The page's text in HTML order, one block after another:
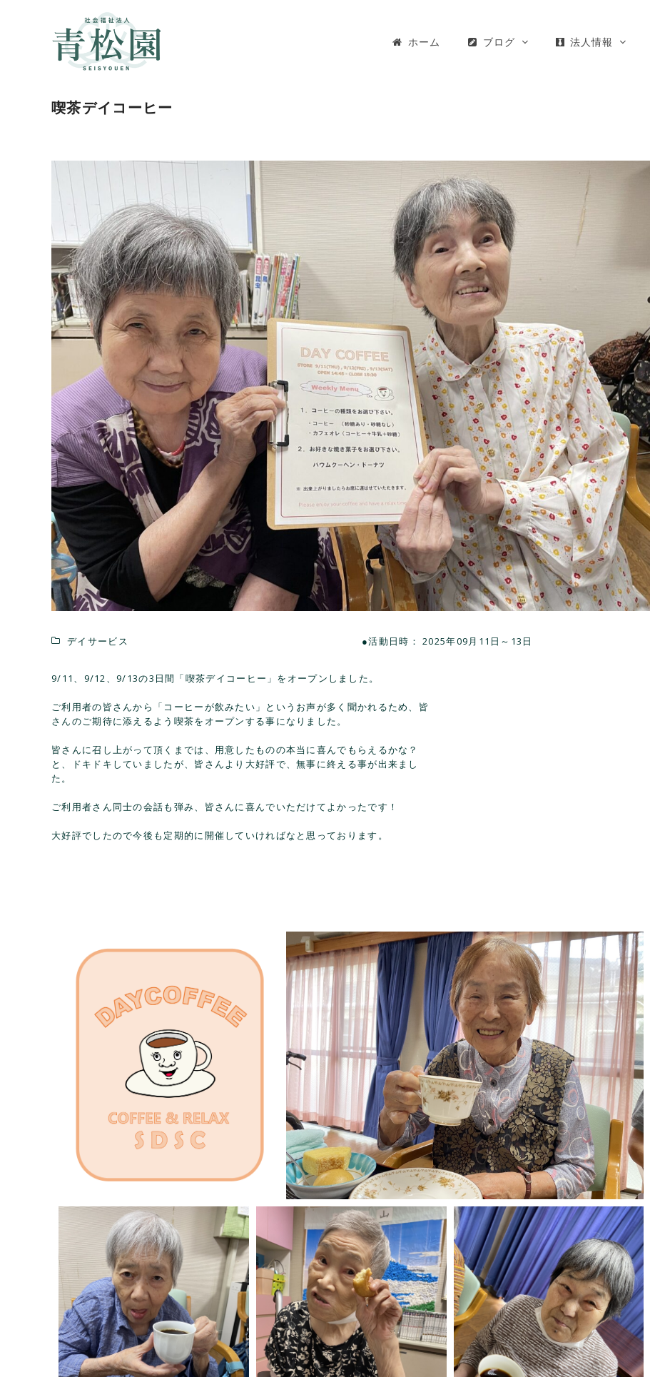
ホーム ブログ 法人情報
喫茶デイコーヒー
デイサービス ●活動日時： 2025年09月11日～13日
9/11、9/12、9/13の3日間「喫茶デイコーヒー」をオープンしました。
ご利用者の皆さんから「コーヒーが飲みたい」というお声が多く聞かれるため、皆
さんのご期待に添えるよう喫茶をオープンする事になりました。
皆さんに召し上がって頂くまでは、用意したものの本当に喜んでもらえるかな？
と、ドキドキしていましたが、皆さんより大好評で、無事に終える事が出来まし
た。
ご利用者さん同士の会話も弾み、皆さんに喜んでいただけてよかったです！
大好評でしたので今後も定期的に開催していければなと思っております。